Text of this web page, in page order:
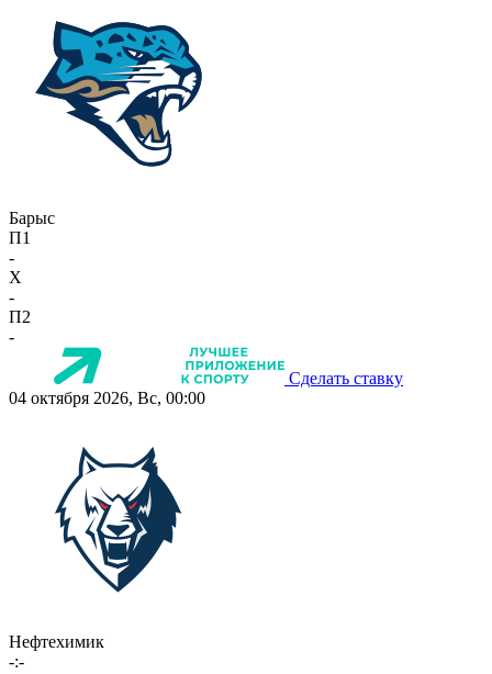
Барыс
П1
-
X
-
П2
-
Сделать ставку
04 октября 2026, Вс, 00:00
Нефтехимик
-:-